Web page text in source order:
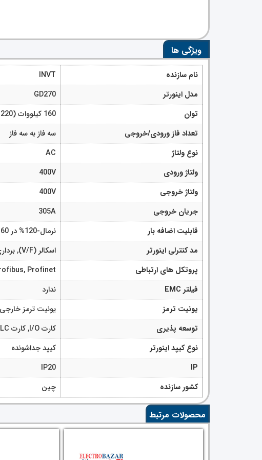
ویژگی ها
نام سازنده
INVT
مدل اینورتر
GD270
توان
160 کیلووات (220 اسب)
تعداد فاز ورودی/خروجی
سه فاز به سه فاز
نوع ولتاژ
AC
ولتاژ ورودی
400V
ولتاژ خروجی
400V
جریان خروجی
305A
قابلیت اضافه بار
نرمال-120% در 60 ثانیه
مد کنترلی اینورتر
اسکالر (V/F), برداری بدون سنسور
پروتکل های ارتباطی
Profinet
فیلتر EMC
ندارد
یونیت ترمز
یونیت ترمز خارجی
توسعه پذیری
کارت I/O, کارت PLC, کارت انکدر, کارت های ارتباطی
نوع کیپد اینورتر
کیپد جداشونده
IP
IP20
کشور سازنده
چین
محصولات مرتبط